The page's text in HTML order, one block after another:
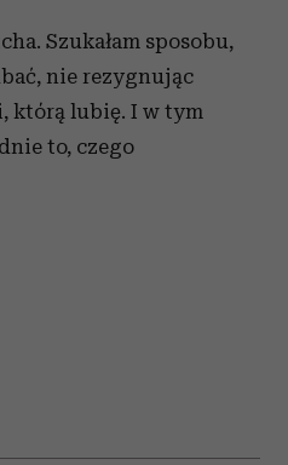
Szukałam sposobu,
nie rezygnując
którą lubię. I w tym
to, czego